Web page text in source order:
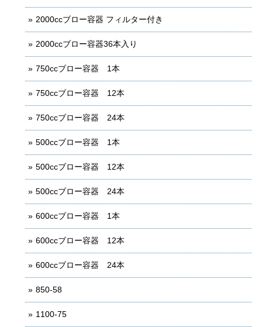
2000ccブロー容器 フィルター付き
2000ccブロー容器36本入り
750ccブロー容器 1本
750ccブロー容器 12本
750ccブロー容器 24本
500ccブロー容器 1本
500ccブロー容器 12本
500ccブロー容器 24本
600ccブロー容器 1本
600ccブロー容器 12本
600ccブロー容器 24本
850-58
1100-75